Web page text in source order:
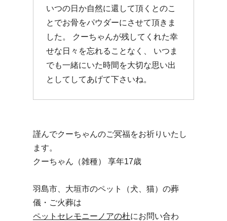
いつの日か自然に還して頂くとのこ
とでお骨をパウダーにさせて頂きま
した。 クーちゃんが残してくれた幸
せな日々を忘れることなく、 いつま
でも一緒にいた時間を大切な思い出
としてしてあげて下さいね。
謹んでクーちゃんのご冥福をお祈りいたし
ます。
クーちゃん（雑種） 享年17歳
羽島市、大垣市のペット（犬、猫）の葬
儀・ご火葬は
ペットセレモニーノアの杜にお問い合わ